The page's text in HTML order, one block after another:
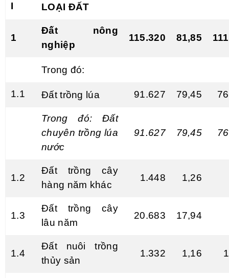
I LOẠI ĐẤT
1
Đất nông
nghiệp
115.320 81,85
Trong đó:
1.1 Đất trồng lúa 91.627 79,45
Trong đó: Đất
chuyên trồnglúa
nước
91.627 79,45
1.2
Đất trồng cây
hàng năm khác
1.448 1,26
1.3
Đất trồng cây
lâu năm
20.683 17,94
1.4
Đất nuôi trồng
thủy sản
1.332 1,16